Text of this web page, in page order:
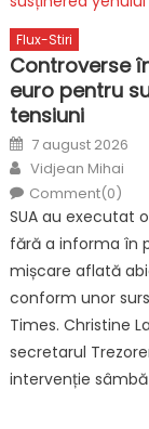
Flux-Stiri
Controverse
euro pentru
tensiuni
Posted
on
7 august 2026
Author
Vidjean Mihai
Comment(0)
SUA au executat
fără a informa în
mișcare aflată
conform unor
Times. Christine
secretarul
intervenție